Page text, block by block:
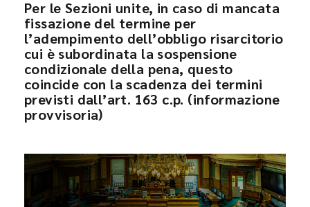
Per le Sezioni unite, in caso di mancata
fissazione del termine per
l’adempimento dell’obbligo risarcitorio
cui è subordinata la sospensione
condizionale della pena, questo
coincide con la scadenza dei termini
previsti dall’art. 163 c.p. (informazione
provvisoria)